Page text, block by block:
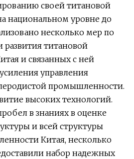
своей титановой
национальном уровне до
несколько мер по
развития титановой
и связанных с ней
управления
промышленности.
высоких технологий.
в знаниях в оценке
и всей структуры
Китая, несколько
набор надежных